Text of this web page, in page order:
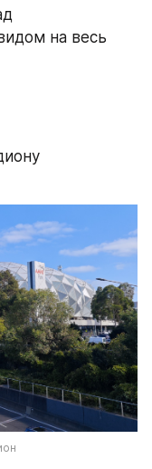
на весь